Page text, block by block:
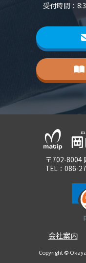
受付時間：
〒702-8004
TEL： 086-
会社案内
Copyright ©